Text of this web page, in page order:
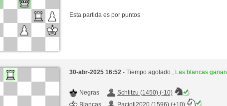
Esta partida es por puntos
30-abr-2025 16:52 - Tiempo agotado , Las blancas ganan
Negras
Schlitzu (1450) (-10)
Blancas
Pacioli2020 (1596) (+10)